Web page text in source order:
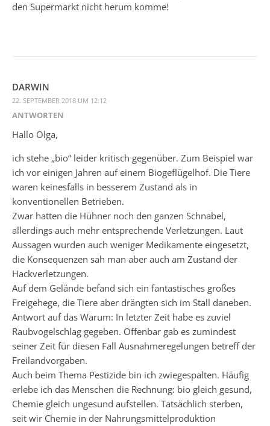
den Supermarkt nicht herum komme!
DARWIN
22. SEPTEMBER 2018 UM 12:12
ANTWORTEN
Hallo Olga,
ich stehe „bio“ leider kritisch gegenüber. Zum Beispiel war
ich vor einigen Jahren auf einem Biogeflügelhof. Die Tiere
waren keinesfalls in besserem Zustand als in
konventionellen Betrieben.
Zwar hatten die Hühner noch den ganzen Schnabel,
allerdings auch mehr entsprechende Verletzungen. Laut
Aussagen wurden auch weniger Medikamente eingesetzt,
die Konsequenzen sah man aber auch am Zustand der
Hackverletzungen.
Auf dem Gelände befand sich ein fantastisches großes
Freigehege, die Tiere aber drängten sich im Stall daneben.
Antwort auf das Warum: In letzter Zeit habe es zuviel
Raubvogelschlag gegeben. Offenbar gab es zumindest
seiner Zeit für diesen Fall Ausnahmeregelungen betreff der
Freilandvorgaben.
Auch beim Thema Pestizide bin ich zwiegespalten. Häufig
erlebe ich das Menschen die Rechnung: bio gleich gesund,
Chemie gleich ungesund aufstellen. Tatsächlich sterben,
seit wir Chemie in der Nahrungsmittelproduktion